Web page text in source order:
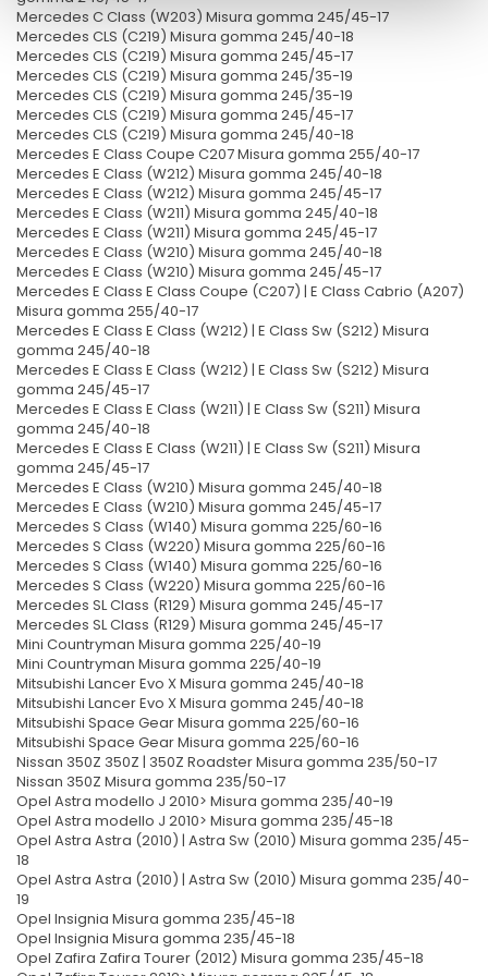
Mercedes C Class (W203) Misura gomma 245/45-17
Mercedes CLS (C219) Misura gomma 245/40-18
Mercedes CLS (C219) Misura gomma 245/45-17
Mercedes CLS (C219) Misura gomma 245/35-19
Mercedes CLS (C219) Misura gomma 245/35-19
Mercedes CLS (C219) Misura gomma 245/45-17
Mercedes CLS (C219) Misura gomma 245/40-18
Mercedes E Class Coupe C207 Misura gomma 255/40-17
Mercedes E Class (W212) Misura gomma 245/40-18
Mercedes E Class (W212) Misura gomma 245/45-17
Mercedes E Class (W211) Misura gomma 245/40-18
Mercedes E Class (W211) Misura gomma 245/45-17
Mercedes E Class (W210) Misura gomma 245/40-18
Mercedes E Class (W210) Misura gomma 245/45-17
Mercedes E Class E Class Coupe (C207) | E Class Cabrio (A207)
Misura gomma 255/40-17
Mercedes E Class E Class (W212) | E Class Sw (S212) Misura
gomma 245/40-18
Mercedes E Class E Class (W212) | E Class Sw (S212) Misura
gomma 245/45-17
Mercedes E Class E Class (W211) | E Class Sw (S211) Misura
gomma 245/40-18
Mercedes E Class E Class (W211) | E Class Sw (S211) Misura
gomma 245/45-17
Mercedes E Class (W210) Misura gomma 245/40-18
Mercedes E Class (W210) Misura gomma 245/45-17
Mercedes S Class (W140) Misura gomma 225/60-16
Mercedes S Class (W220) Misura gomma 225/60-16
Mercedes S Class (W140) Misura gomma 225/60-16
Mercedes S Class (W220) Misura gomma 225/60-16
Mercedes SL Class (R129) Misura gomma 245/45-17
Mercedes SL Class (R129) Misura gomma 245/45-17
Mini Countryman Misura gomma 225/40-19
Mini Countryman Misura gomma 225/40-19
Mitsubishi Lancer Evo X Misura gomma 245/40-18
Mitsubishi Lancer Evo X Misura gomma 245/40-18
Mitsubishi Space Gear Misura gomma 225/60-16
Mitsubishi Space Gear Misura gomma 225/60-16
Nissan 350Z 350Z | 350Z Roadster Misura gomma 235/50-17
Nissan 350Z Misura gomma 235/50-17
Opel Astra modello J 2010> Misura gomma 235/40-19
Opel Astra modello J 2010> Misura gomma 235/45-18
Opel Astra Astra (2010) | Astra Sw (2010) Misura gomma 235/45-
18
Opel Astra Astra (2010) | Astra Sw (2010) Misura gomma 235/40-
19
Opel Insignia Misura gomma 235/45-18
Opel Insignia Misura gomma 235/45-18
Opel Zafira Zafira Tourer (2012) Misura gomma 235/45-18